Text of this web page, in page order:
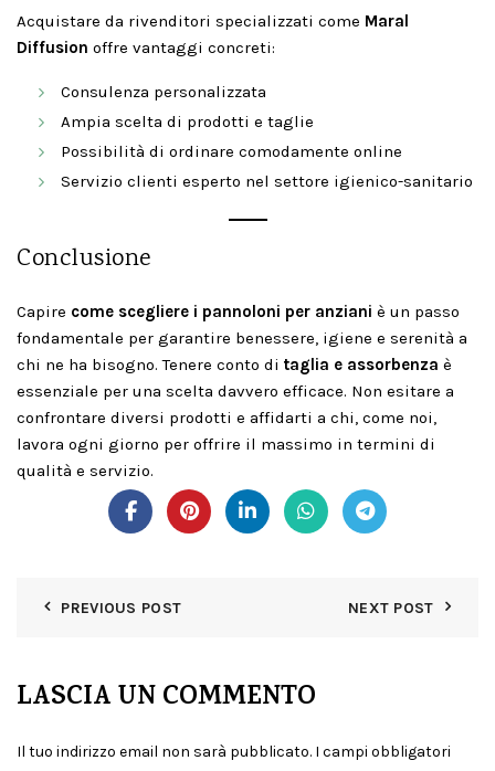
Acquistare da rivenditori specializzati come Maral
Diffusion offre vantaggi concreti:
Consulenza personalizzata
Ampia scelta di prodotti e taglie
Possibilità di ordinare comodamente online
Servizio clienti esperto nel settore igienico-sanitario
Conclusione
Capire come scegliere i pannoloni per anziani è un passo
fondamentale per garantire benessere, igiene e serenità a
chi ne ha bisogno. Tenere conto di taglia e assorbenza è
essenziale per una scelta davvero efficace. Non esitare a
confrontare diversi prodotti e affidarti a chi, come noi,
lavora ogni giorno per offrire il massimo in termini di
qualità e servizio.
PREVIOUS POST NEXT POST
LASCIA UN COMMENTO
Il tuo indirizzo email non sarà pubblicato. I campi obbligatori